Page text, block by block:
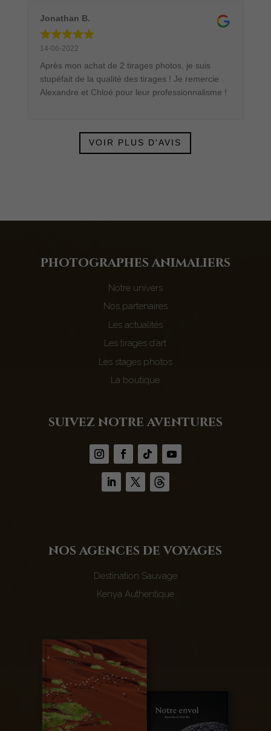
Jonathan B.
14-06-2022
Après mon achat de 2 tirages photos, je suis
stupéfait de la qualité des tirages ! Je remercie
Alexandre et Chloé pour leur professionnalisme !
VOIR PLUS D'AVIS
photographes animaliers
Notre univers
Nos partenaires
Les actualités
Les tirages d’art
Les stages photos
La boutique
suivez notre aventures
nos agences de voyages
Destination Sauvage
Kenya Authentique